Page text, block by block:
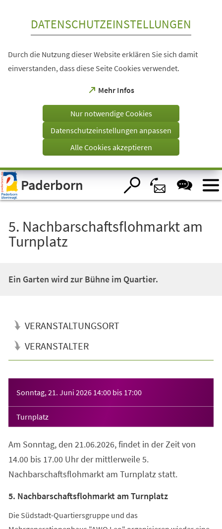
Visuelle
Assistenzsoftware
öffnen.
DATENSCHUTZEINSTELLUNGEN
Durch die Nutzung dieser Website erklären Sie sich damit
einverstanden, dass diese Seite Cookies verwendet.
Mehr Infos
(Öffnet
einem
Tab)
Nur notwendige Cookies
Datenschutzeinstellungen anpassen
Alle Cookies akzeptieren
Paderborn
5. Nachbarschaftsflohmarkt am
Turnplatz
Ein Garten wird zur Bühne im Quartier.
VERANSTALTUNGSORT
VERANSTALTER
Sonntag, 21. Juni 2026 14:00 bis 17:00
Turnplatz
Am Sonntag, den 21.06.2026, findet in der Zeit von
14.00 bis 17.00 Uhr der mittlerweile 5.
Nachbarschaftsflohmarkt am Turnplatz statt.
5. Nachbarschaftsflohmarkt am Turnplatz
Die Südstadt-Quartiersgruppe und das